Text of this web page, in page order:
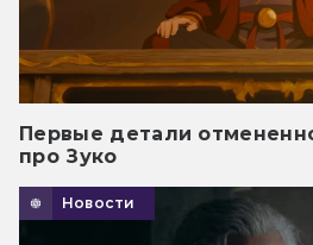
Первые детали
про Зуко
Новости